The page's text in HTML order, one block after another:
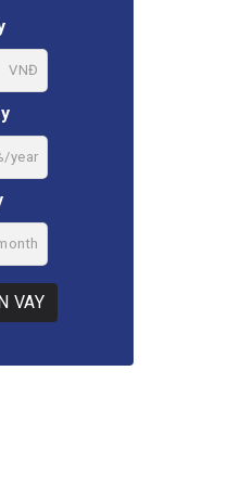
VNĐ
year
VAY